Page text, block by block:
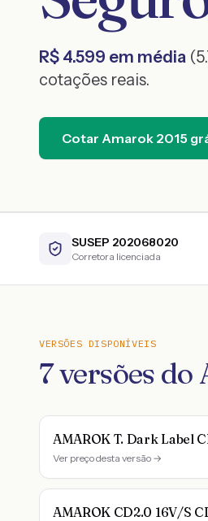
R$ 4.599 em média (
cotações reais.
Cotar Amarok 2015
SUSEP 202068020
Corretora licenciada
VERSÕES DISPONÍVEIS
7versões do
AMAROK T. Dark Label
Ver preço desta versão →
AMAROK CD2.0 16V/S